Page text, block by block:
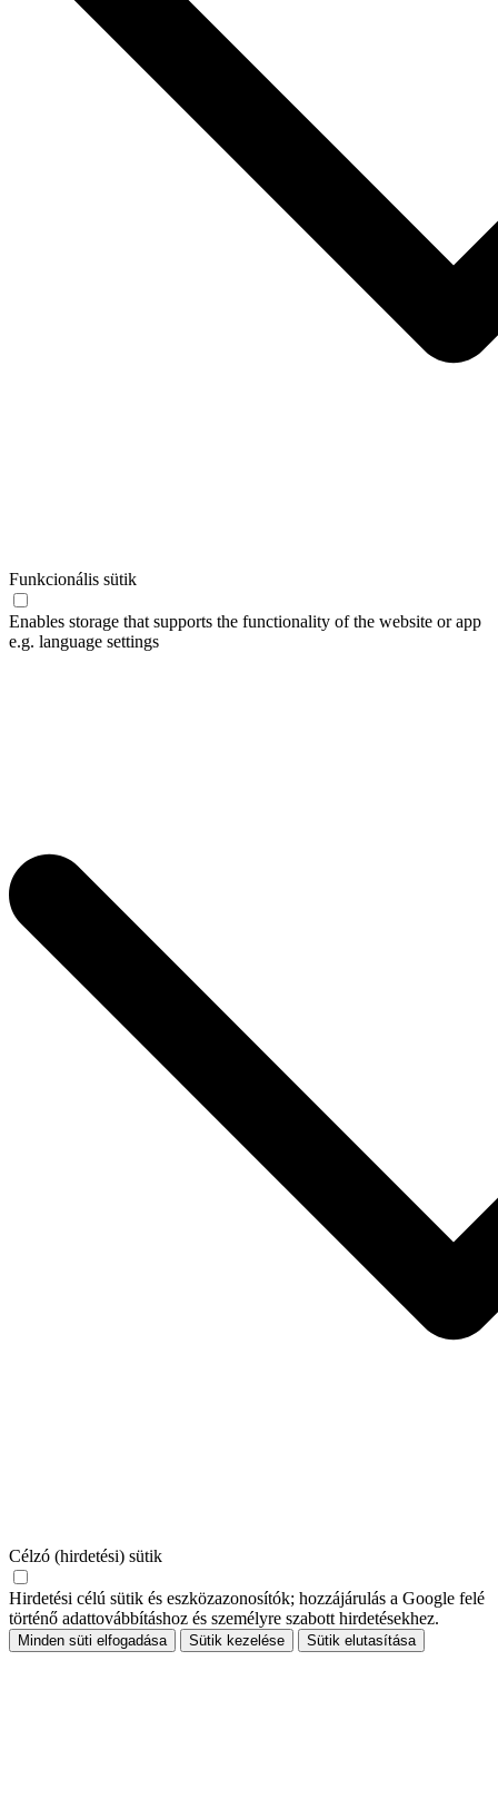
Funkcionális sütik
Enables storage that supports the functionality of the website or app
e.g. language settings
Célzó (hirdetési) sütik
Hirdetési célú sütik és eszközazonosítók; hozzájárulás a Google felé
történő adattovábbításhoz és személyre szabott hirdetésekhez.
Minden süti elfogadása Sütik kezelése Sütik elutasítása